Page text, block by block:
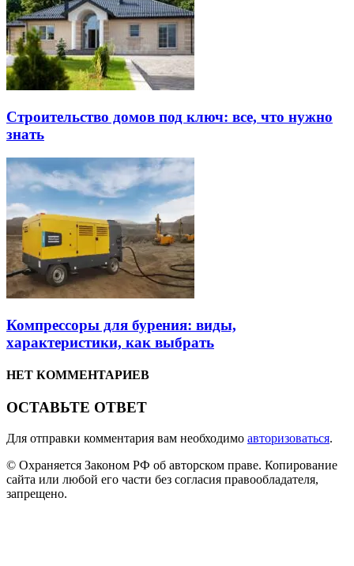
Строительство домов под ключ: все, что нужно
знать
Компрессоры для бурения: виды,
характеристики, как выбрать
НЕТ КОММЕНТАРИЕВ
ОСТАВЬТЕ ОТВЕТ
Для отправки комментария вам необходимо авторизоваться.
© Охраняется Законом РФ об авторском праве. Копирование
сайта или любой его части без согласия правообладателя,
запрещено.